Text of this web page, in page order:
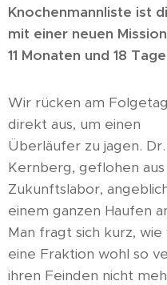
Knochenmannliste ist
mit einer neuen
11 Monaten und 18
Wir rücken am Folgetag
direkt aus, um einen
Überläufer zu jagen.
Kernberg, geflohen
Zukunftslabor,
einem ganzen Haufen
Man fragt sich kurz,
eine Fraktion wohl so
ihren Feinden nicht